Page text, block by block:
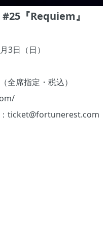
『Requiem』
3日（日）
席指定・税込）
ticket@fortunerest.com